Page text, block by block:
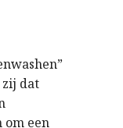
dat
om een